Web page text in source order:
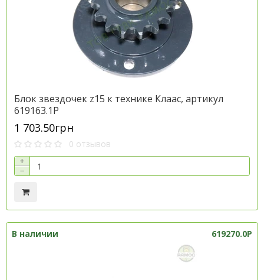
Блок звездочек z15 к технике Клаас, артикул
619163.1P
1 703.50грн
0 отзывов
+
−
В наличии 619270.0P